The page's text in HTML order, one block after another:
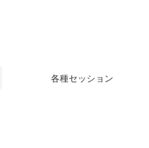
各種セッション